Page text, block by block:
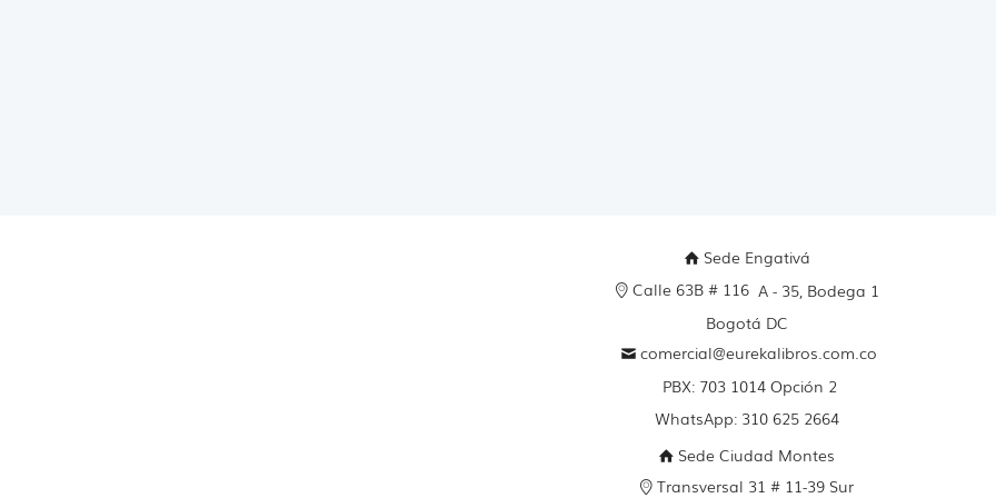
Sede Engativá
Calle 63B # 116 A - 35, Bodega 1
Bogotá DC
comercial@eurekalibros.com.co
PBX: 703 1014 Opción 2
WhatsApp: 310 625 2664
Sede Ciudad Montes
Transversal 31 # 11-39 Sur